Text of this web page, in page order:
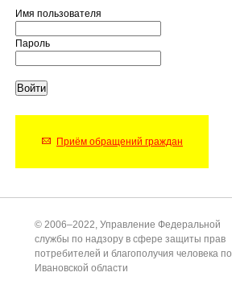
Имя пользователя
Пароль
Приём обращений граждан
© 2006–2022, Управление Федеральной
службы по надзору в сфере защиты прав
потребителей и благополучия человека по
Ивановской области